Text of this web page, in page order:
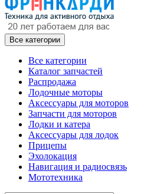
Все категории
Все категории
Каталог запчастей
Распродажа
Лодочные моторы
Аксессуары для моторов
Запчасти для моторов
Лодки и катера
Аксессуары для лодок
Прицепы
Эхолокация
Навигация и радиосвязь
Мототехника